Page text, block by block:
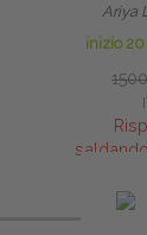
Ariya
inizio